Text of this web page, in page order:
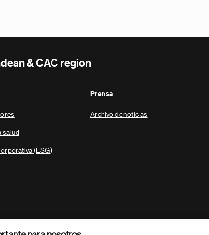
& CAC region
salud
(ESG)
Prensa
Archivo de noticias